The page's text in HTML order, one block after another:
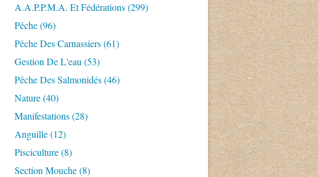
A.a.p.p.m.a. Et Fédérations(299)
Pêche(96)
Pêche Des Carnassiers(61)
Gestion De L'eau (53)
Pêche Des Salmonidés(46)
Nature(40)
Manifestations(28)
Anguille(12)
Pisciculture(8)
Section Mouche(8)